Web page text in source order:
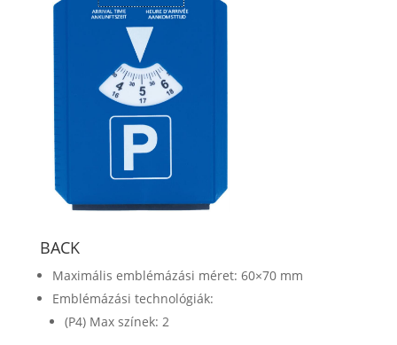
BACK
Maximális emblémázási méret: 60×70 mm
Emblémázási technológiák:
(P4) Max színek: 2